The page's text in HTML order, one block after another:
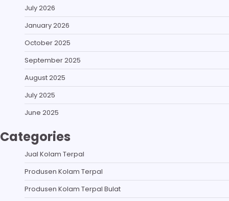
July 2026
January 2026
October 2025
September 2025
August 2025
July 2025
June 2025
Categories
Jual Kolam Terpal
Produsen Kolam Terpal
Produsen Kolam Terpal Bulat